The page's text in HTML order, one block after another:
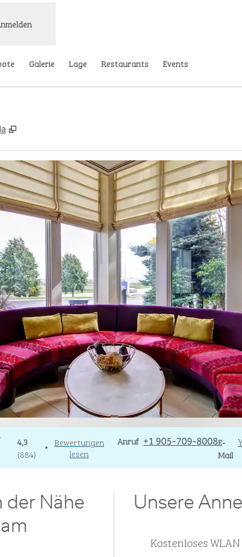
Galerie Lage Restaurants Events
,
4,3
(884)
•
Bewertungen
lesen
Anruf
Telefon+1 905-709-8008E-
Mail
Email
der Nähe
Unsere
Kostenloses WLAN